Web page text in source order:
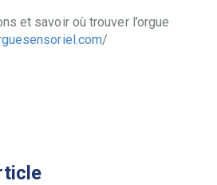
et savoir où trouver l’orgue
/